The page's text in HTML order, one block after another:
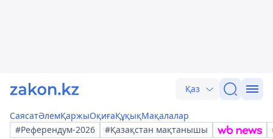
Қаз
СаясатӘлемҚаржыОқиғаҚұқықМақалалар
#Референдум-2026
#Қазақстан мақтанышы